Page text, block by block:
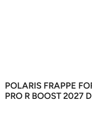
POLARIS FRAPPE
PRO R BOOST 2027